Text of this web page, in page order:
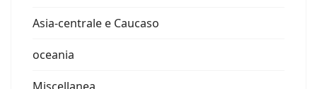
Asia-centrale e Caucaso
oceania